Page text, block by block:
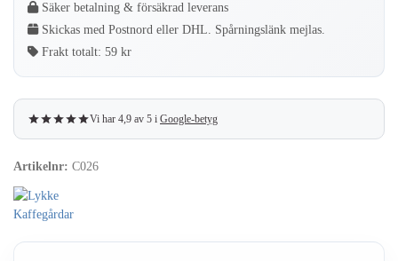
500
gram
mängd
Säker betalning & försäkrad leverans
Skickas med Postnord eller DHL. Spårningslänk mejlas.
Frakt totalt: 59 kr
Vi har 4,9 av 5 i Google-betyg
Artikelnr: C026